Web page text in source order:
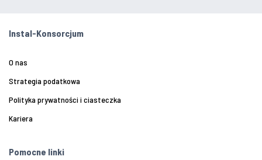
Instal-Konsorcjum
O nas
Strategia podatkowa
Polityka prywatności i ciasteczka
Kariera
Pomocne linki